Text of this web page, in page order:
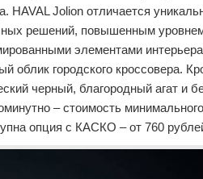
HAVAL Jolion отличается
решений, повышенным
элементами
облик городского кроссовера.
черный, благородный агат и
– стоимость минимального
опция с КАСКО – от 760